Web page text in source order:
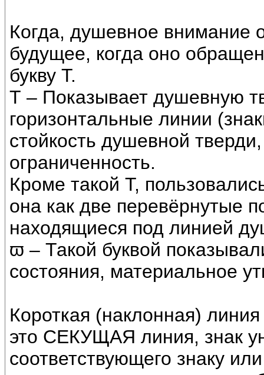
Когда, душевное внимание
будущее, когда оно
букву Т.
Т – Показывает душевную
горизонтальные линии
стойкость душевной
ограниченность.
Кроме такой Т,
она как две перевёрнутые
находящиеся под линией
ϖ – Такой буквой
состояния, материальное
Короткая (наклонная)
это СЕКУЩАЯ линия, знак
соответствующего знаку